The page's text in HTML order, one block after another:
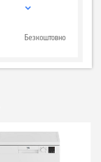
Безкоштовно